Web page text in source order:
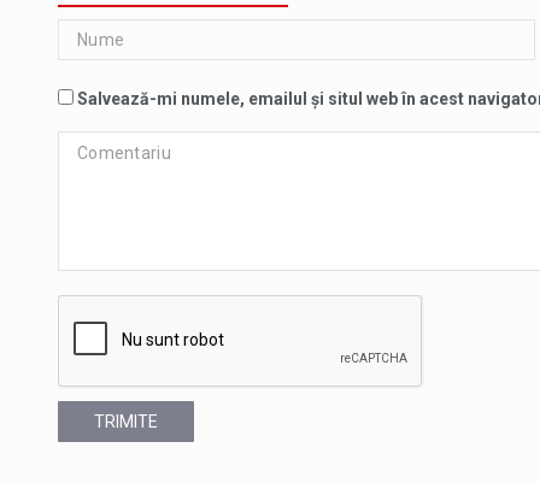
Salvează-mi numele, emailul și situl web în acest
TRIMITE